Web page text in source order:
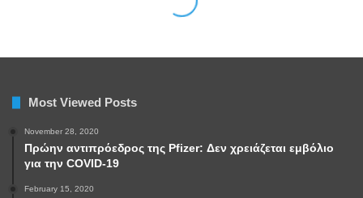
Most Viewed Posts
November 28, 2020
Πρώην αντιπρόεδρος της Pfizer: Δεν χρειάζεται εμβόλιο
για την COVID-19
February 15, 2020